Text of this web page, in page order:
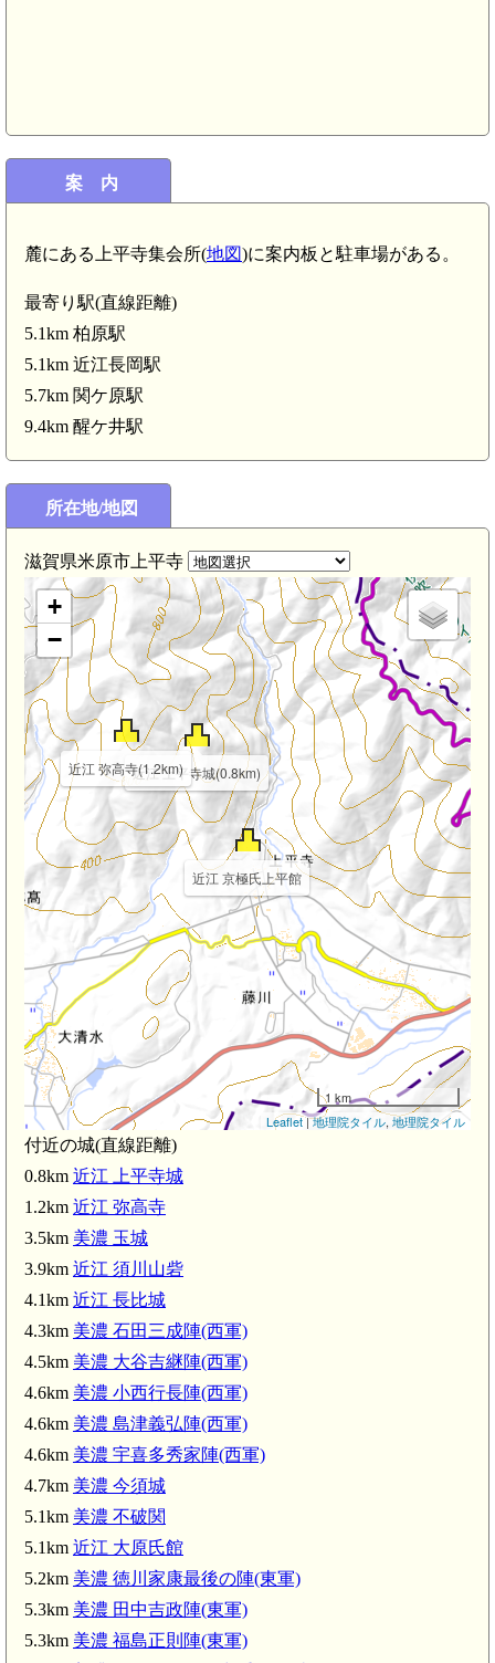
案 内
麓にある上平寺集会所(地図)に案内板と駐車場がある。
最寄り駅(直線距離)
5.1km 柏原駅
5.1km 近江長岡駅
5.7km 関ケ原駅
9.4km 醒ケ井駅
所在地/地図
滋賀県米原市上平寺
柏原駅(5.1km)
近江 京極氏上平館
近江 上平寺城(0.8km)
近江 弥高寺(1.2km)
近江 須川山砦(3.9km)
近江 長比城(4.1km)
+
−
1 km
Leaflet|地理院タイル,地理院タイル
付近の城(直線距離)
0.8km 近江 上平寺城
1.2km 近江 弥高寺
3.5km 美濃 玉城
3.9km 近江 須川山砦
4.1km 近江 長比城
4.3km 美濃 石田三成陣(西軍)
4.5km 美濃 大谷吉継陣(西軍)
4.6km 美濃 小西行長陣(西軍)
4.6km 美濃 島津義弘陣(西軍)
4.6km 美濃 宇喜多秀家陣(西軍)
4.7km 美濃 今須城
5.1km 美濃 不破関
5.1km 近江 大原氏館
5.2km 美濃 徳川家康最後の陣(東軍)
5.3km 美濃 田中吉政陣(東軍)
5.3km 美濃 福島正則陣(東軍)